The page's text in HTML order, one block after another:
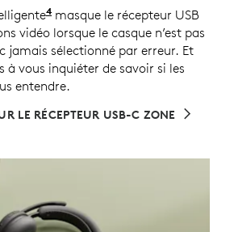
4Pour les versions avec
masque le récepteur USB
vidéo lorsque le casque n’est pas
jamais sélectionné par erreur. Et
à vous inquiéter de savoir si les
entendre.
LE RÉCEPTEUR USB-C ZONE